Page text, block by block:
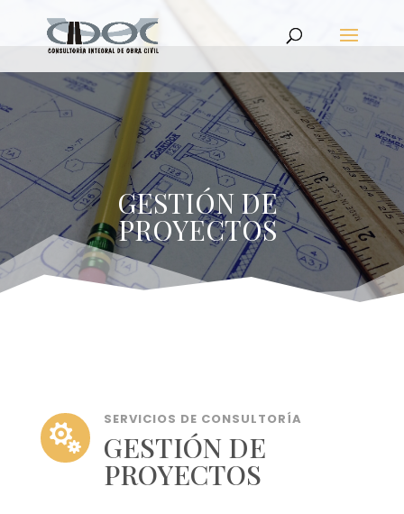
GESTIÓN DE
PROYECTOS

SERVICIOS DE CONSULTORÍA
GESTIÓN DE
PROYECTOS